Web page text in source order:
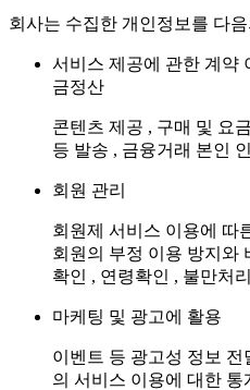
회사는 수집한 개인정보를 다
서비스 제공에 관한 계약
금정산
콘텐츠 제공 , 구매 및 요
등 발송 , 금융거래 본인
회원 관리
회원제 서비스 이용에 따
회원의 부정 이용 방지와
확인 , 연령확인 , 불만처
마케팅 및 광고에 활용
이벤트 등 광고성 정보 전
의 서비스 이용에 대한 통